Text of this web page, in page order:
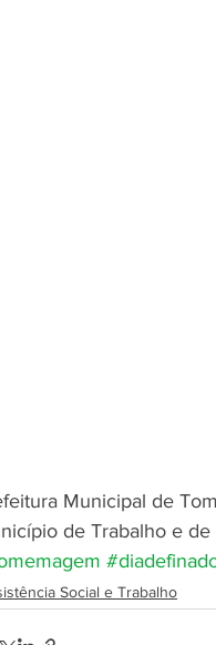
Municipal de
de Trabalho e de
Social e Trabalho